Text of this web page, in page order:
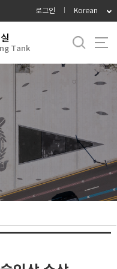
로그인 Korean
Tank